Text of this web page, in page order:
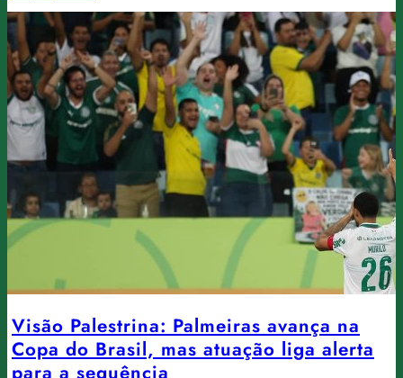
Visão Palestrina: Palmeiras avança na
Copa do Brasil, mas atuação liga alerta
para a sequência